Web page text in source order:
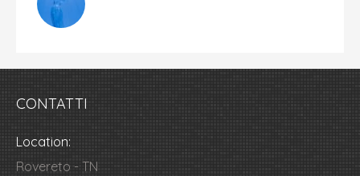
CONTATTI
Location:
Rovereto - TN